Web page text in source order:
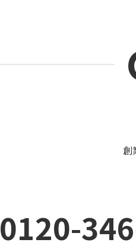
創
0120-